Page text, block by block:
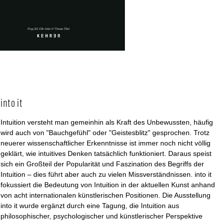
into it
Intuition versteht man gemeinhin als Kraft des Unbewussten, häufig
wird auch von "Bauchgefühl" oder "Geistesblitz" gesprochen. Trotz
neuerer wissenschaftlicher Erkenntnisse ist immer noch nicht völlig
geklärt, wie intuitives Denken tatsächlich funktioniert. Daraus speist
sich ein Großteil der Popularität und Faszination des Begriffs der
Intuition – dies führt aber auch zu vielen Missverständnissen. into it
fokussiert die Bedeutung von Intuition in der aktuellen Kunst anhand
von acht internationalen künstlerischen Positionen. Die Ausstellung
into it wurde ergänzt durch eine Tagung, die Intuition aus
philosophischer, psychologischer und künstlerischer Perspektive